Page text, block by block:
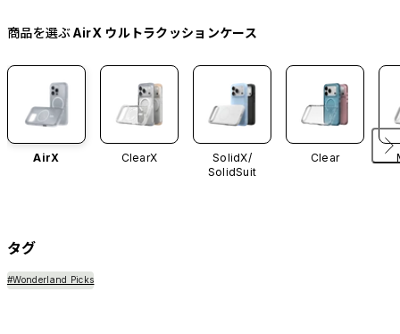
商品を選ぶAirX ウルトラクッションケース
AirX ClearX
SolidX/
SolidSuit
Clear
タグ
#Wonderland Picks